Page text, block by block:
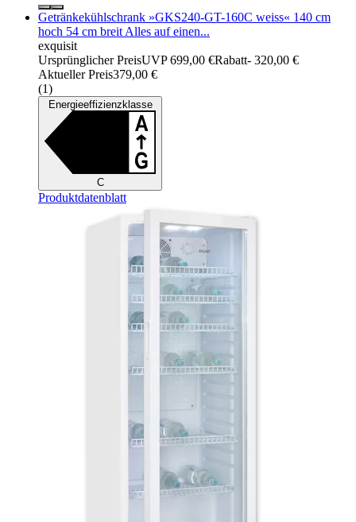
Getränkekühlschrank »GKS240-GT-160C weiss« 140 cm
hoch 54 cm breit Alles auf einen...
exquisit
Ursprünglicher PreisUVP 699,00 €Rabatt- 320,00 €
Aktueller Preis379,00 €
(1)
Energieeffizienzklasse
C
Produktdatenblatt